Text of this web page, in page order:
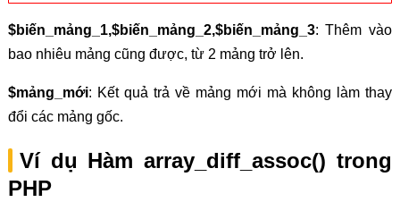
$biến_mảng_1,$biến_mảng_2,$biến_mảng_3: Thêm vào
bao nhiêu mảng cũng được, từ 2 mảng trở lên.
$mảng_mới: Kết quả trả về mảng mới mà không làm thay
đổi các mảng gốc.
Ví dụ Hàm array_diff_assoc() trong
PHP